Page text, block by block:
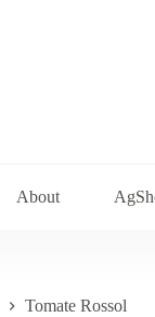
About
Tomate Rossol